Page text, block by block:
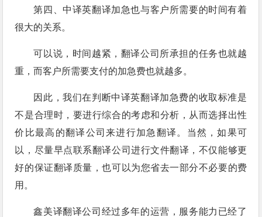
第四、中译英翻译加急也与客户所需要的时间有着
很大的关系。
可以说，时间越紧，翻译公司所承担的任务也就越
重，而客户所需要支付的加急费也就越多。
因此，我们在判断中译英翻译加急费的收取标准是
不是合理时，要进行综合的考虑和分析，从而选择出性
价比最高的翻译公司来进行加急翻译。当然，如果可
以，尽量早点联系翻译公司进行文件翻译，不仅能够更
好的保证翻译质量，也可以为您省去一部分不必要的费
用。
鑫美译翻译公司经过多年的运营，服务能力已经了